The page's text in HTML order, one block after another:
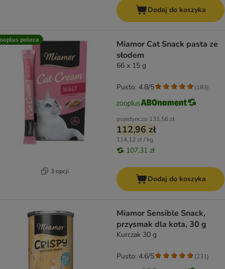
Dodaj do koszyka
poleca
3 opcji
Miamor Cat Snack pasta ze
słodem
66 x 15 g
pojedynczo 131,56 zł
112,96 zł
114,12 zł / kg
107,31 zł
Pusto: 4.8/5 (183)
Dodaj do koszyka
Miamor Sensible Snack,
przysmak dla kota, 30 g
Kurczak 30 g
Pusto: 4.6/5 (231)